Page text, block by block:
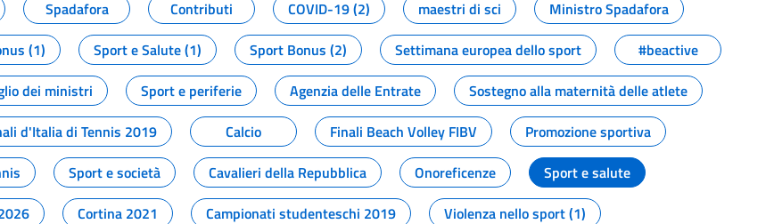
Spadafora Contributi COVID-19 (2) maestri di sci
Ministro Spadafora
(1) Sport e Salute (1) Sport Bonus (2) Settimana europea dello sport
#beactive
dei ministri Sport e periferie Agenzia delle Entrate
Sostegno alla maternità delle atlete
d'Italia di Tennis 2019 Calcio Finali Beach Volley FIBV
Promozione sportiva
Sport e società Cavalieri della Repubblica Onoreficenze
Sport e salute
Cortina 2021 Campionati studenteschi 2019
Violenza nello sport (1)